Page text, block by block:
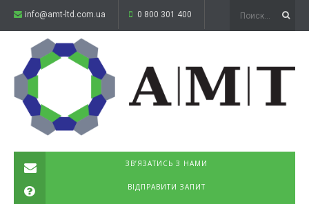
info@amt-ltd.com.ua 0 800 301 400
ЗВ’ЯЗАТИСЬ З НАМИ
ВІДПРАВИТИ ЗАПИТ